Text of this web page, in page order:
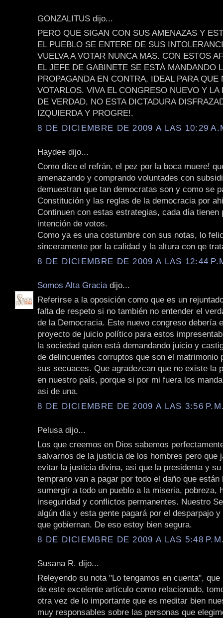
GONZALITUS dijo...
PERO QUE SIGAN CON SUS AMENAZAS Y
EL PUEBLO SE ENTERE DE SUS
VUELVA A VOTAR NUNCA MAS. CON ESTOS
EL JEFE DE GABINETE SE ESTÁ MANDANDO
PROPAGANDA EN CONTRA, IDEAL PARA QUE
VOTARLOS. VIVA EL CONGRESO NUEVO Y LA
DE VERDAD, NO ESTA DICTADURA
IZQUIERDA Y PROGRE!.
8 DE DICIEMBRE DE 2009 A LAS 10:29
Haydee dijo...
Como dice el refrán, el pez por la boca muere!
amenazando y comprando voluntades con
demuestran que tan democratas son y como se
Constitución y las reglas de la democracia por
Continuen con estas estrategias, cada día tienen
intención de votos.
Como ya es una costumbre con sus notas, lo
sinceramente por la calidad y la altura con qe
8 DE DICIEMBRE DE 2009 A LAS 12:44
Somos Alta Gracia dijo...
Referirse a la oposición como que es un
falta de respeto si no también no entender el
de la Democracia. Este nuevo congreso debería
proyecto de juicio político para estos
la sociedad quien está demandando juicio y
de delincuentes corruptos que son el matrimonio
sus secuaces. Que agradezcan que no existe la
en nuestro país, porque si por mi fuera los
asi de una.
8 DE DICIEMBRE DE 2009 A LAS 3:56
Pelusa dijo...
Los que creemos en Dios sabemos
salvarnos de la justicia de los hombres pero que
evitar la justicia divina, asi que la presidenta y
temprano van a pagar por todo el daño que están
sumergir a todo un pueblo a la miseria, pobreza,
inseguridad y conflictos permanentes. Nuestro
algún dia y esta gente pagará por el desparpajo
que gobiernan. De eso estoy bien segura.
8 DE DICIEMBRE DE 2009 A LAS 5:48
Susana R. dijo...
Releyendo su nota "Lo tengamos en cuenta",
de este excelente artículo como relacionado,
otra vez de lo importante que es meditar bien
muy responsables sobre las personas que